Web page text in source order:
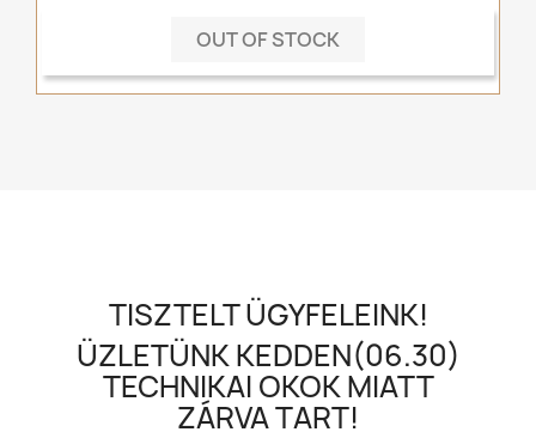
OUT OF STOCK
TISZTELT ÜGYFELEINK!
ÜZLETÜNK KEDDEN(06.30)
TECHNIKAI OKOK MIATT
ZÁRVA TART!